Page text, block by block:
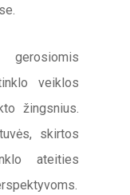
gerosiomis
veiklos
žingsnius.
skirtos
ateities